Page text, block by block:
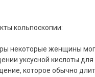
кольпоскопии:
некоторые женщины
уксусной кислоты
которое обычно